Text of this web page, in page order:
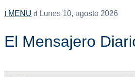
MENU Lunes 10, agosto 2026
El Mensajero